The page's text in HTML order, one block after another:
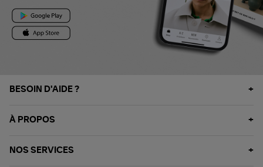
BESOIN D'AIDE ?
À PROPOS
NOS SERVICES